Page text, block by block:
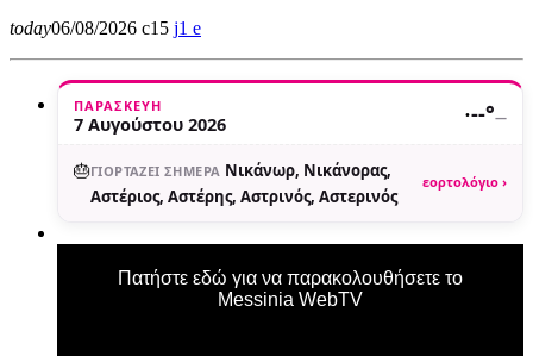
today06/08/2026 15 1
ΠΑΡΑΣΚΕΥΉ
7 Αυγούστου 2026 ·--°—
🎂ΓΙΟΡΤΆΖΕΙ ΣΉΜΕΡΑ Νικάνωρ, Νικάνορας,
Αστέριος, Αστέρης, Αστρινός, Αστερινός
εορτολόγιο ›
Πατήστε εδώ για να παρακολουθήσετε το
Messinia WebTV